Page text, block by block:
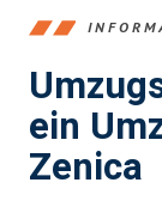
ein
Zenica